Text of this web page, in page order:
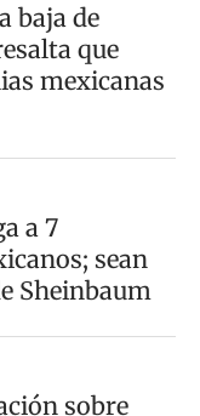
baja de
que
mexicanas
a 7
sean
Sheinbaum
sobre